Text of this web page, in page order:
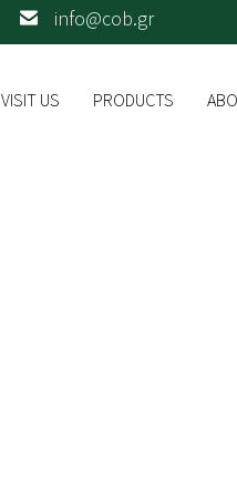
info@cob.gr
VISIT US PRODUCTS